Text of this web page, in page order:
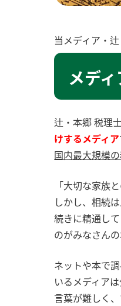
当メディア・
メデ
辻・本郷 税理
けするメディア
国内最大規模
「大切な家族
しかし、相続
続きに精通し
のがみなさん
ネットや本で
いるメディア
言葉が難しく